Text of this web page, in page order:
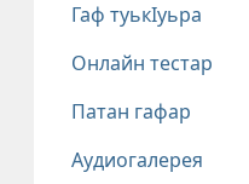
Гаф туькIуьра
Онлайн тестар
Патан гафар
Аудиогалерея